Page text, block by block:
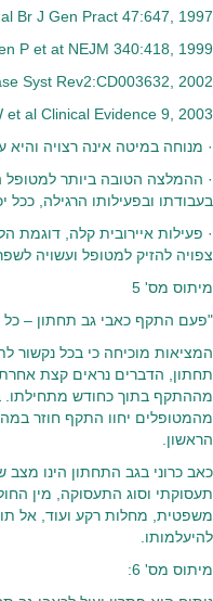
Br J Gen Pract 47:647, 1997
P et at NEJM 340:418, 1999
Syst Rev2:CD003632, 2002
et al Clinical Evidence 9, 2003
· מנוחה במיטה אינה רצויה
· ההמלצה הטובה ביותר
בעבודתו ובפעילותו הרגילה, ככל
· פעילות איירובית קלה, דוגמת
צפויה להזיק למטופל ועשויה
מיתוס מס' 5
"פעם התקף כאבי גב תחתון – כל
המציאות מוכיחה כי בכל נקשור
מהמטופלים יחוו התקף חוזר
הראשון.
כאב כרוני בגב התחתון הינו מצב
תעסוקתי וסוג התעסוקה, מין
משפטית, מחלות רקע ועוד, אל
להיעלמותו.
מיתוס מס' 6: